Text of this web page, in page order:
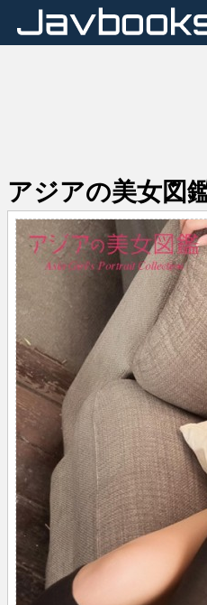
アジアの美女図